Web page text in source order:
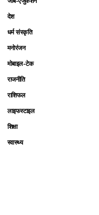
देश
धर्म संस्कृति
मनोरंजन
मोबाइल-टेक
राजनीति
राशिफल
लाइफस्टाइल
शिक्षा
स्वास्थ्य